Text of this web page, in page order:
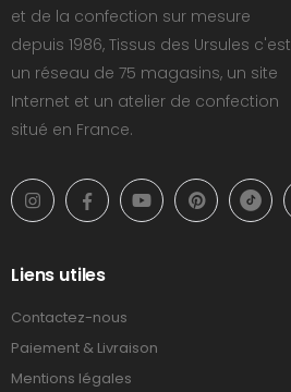
et de la confection sur mesure
depuis 1986, Tissus des Ursules c'est
un réseau de 75 magasins, un site
Internet et un atelier de confection
situé en France.
Liens utiles
Contactez-nous
Paiement & Livraison
Mentions légales